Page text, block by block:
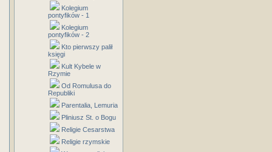
Kolegium
pontyfików - 1
Kolegium
pontyfików - 2
Kto pierwszy palił
księgi
Kult Kybele w
Rzymie
Od Romulusa do
Republiki
Parentalia, Lemuria
Pliniusz St. o Bogu
Religie Cesarstwa
Religie rzymskie